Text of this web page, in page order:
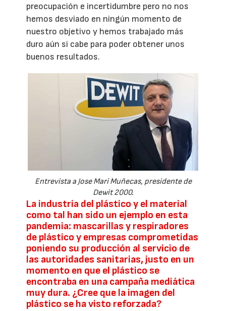
preocupación e incertidumbre pero no nos
hemos desviado en ningún momento de
nuestro objetivo y hemos trabajado más
duro aún si cabe para poder obtener unos
buenos resultados.
Entrevista a Jose Mari Muñecas, presidente de
Dewit 2000.
La industria del plástico y el material
como tal han sido un ejemplo en esta
pandemia: mascarillas y respiradores
de plástico y empresas comprometidas
poniendo su producción al servicio de
las autoridades sanitarias, justo en un
momento en que el plástico se
encontraba en una campaña mediática
muy dura. ¿Cree que la imagen del
plástico se ha visto reforzada?